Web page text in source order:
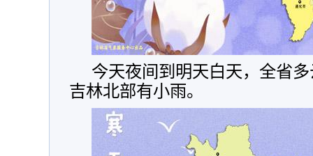
今天夜间到明天白天，全省
吉林北部有小雨。